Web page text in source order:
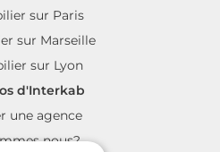
sur Paris
sur Marseille
sur Lyon
d'Interkab
une agence
nous?